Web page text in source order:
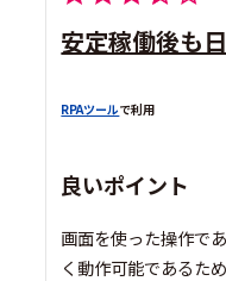
安定稼働後も
RPAツールで利用
良いポイント
画面を使った操作で
く動作可能であるた